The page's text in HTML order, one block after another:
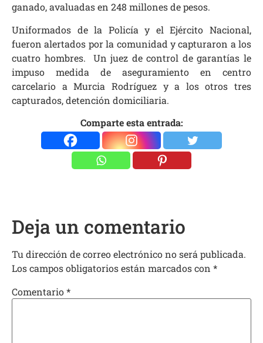
ganado, avaluadas en 248 millones de pesos.
Uniformados de la Policía y el Ejército Nacional,
fueron alertados por la comunidad y capturaron a los
cuatro hombres. Un juez de control de garantías le
impuso medida de aseguramiento en centro
carcelario a Murcia Rodríguez y a los otros tres
capturados, detención domiciliaria.
Comparte esta entrada:
Deja un comentario
Tu dirección de correo electrónico no será publicada.
Los campos obligatorios están marcados con *
Comentario*